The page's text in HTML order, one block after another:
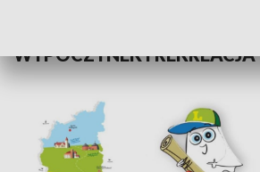
WYPOCZYNEK I REKREACJA